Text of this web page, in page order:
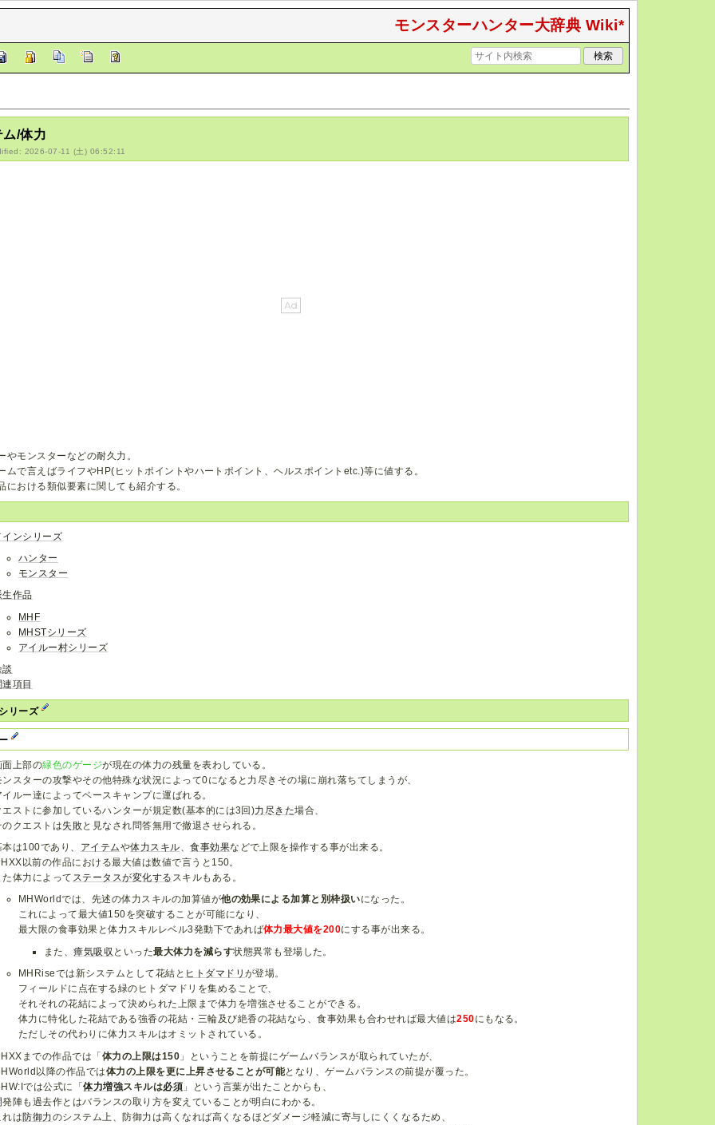
モンスターハンター大辞典 Wiki*
ム/体力
2026-07-11 (土) 06:52:11
やモンスターなどの耐久力。
ムで言えばライフやHP(ヒットポイントやハートポイント、ヘルスポイントetc.)等に値する。
における類似要素に関しても紹介する。
インシリーズ
ハンター
モンスター
生作品
MHF
MHSTシリーズ
アイルー村シリーズ
談
連項目
リーズ
面上部の緑色のゲージが現在の体力の残量を表わしている。
ンスターの攻撃やその他特殊な状況によって0になると力尽きその場に崩れ落ちてしまうが、
イルー達によってベースキャンプに運ばれる。
エストに参加しているハンターが規定数(基本的には3回)力尽きた場合、
のクエストは失敗と見なされ問答無用で撤退させられる。
本は100であり、 アイテムや体力スキル、食事効果などで上限を操作する事が出来る。
以前の作品における最大値は数値で言うと150。
た体力によって ステータスが変化する スキルもある。
MHWorldでは、先述の体力スキルの加算値が他の効果による加算と別枠扱いになった。
これによって最大値150を突破することが可能になり、
最大限の食事効果と体力スキルレベル3発動下であれば体力最大値を200にする事が出来る。
また、瘴気吸収 といった最大体力を減らす状態異常も登場した。
MHRiseでは新システムとして花結と ヒトダマドリが登場。
フィールドに点在する緑のヒトダマドリを集めることで、
それそれの花結によって決められた上限まで体力を増強させることができる。
体力に特化した花結である強香の花結・三輪及び絶香の花結なら、食事効果も合わせれば最大値は250にもなる。
ただしその代わりに体力スキルはオミットされている。
までの作品では「体力の上限は150 」ということを前提にゲームバランスが取られていたが、
以降の作品では体力の上限を更に上昇させることが可能となり、ゲームバランスの前提が覆った。
では公式に「体力増強スキルは必須 」という言葉が出たことからも、
発陣も過去作とはバランスの取り方を変えていることが明白にわかる。
れは防御力のシステム上、防御力は高くなれば高くなるほどダメージ軽減に寄与しにくくなるため、